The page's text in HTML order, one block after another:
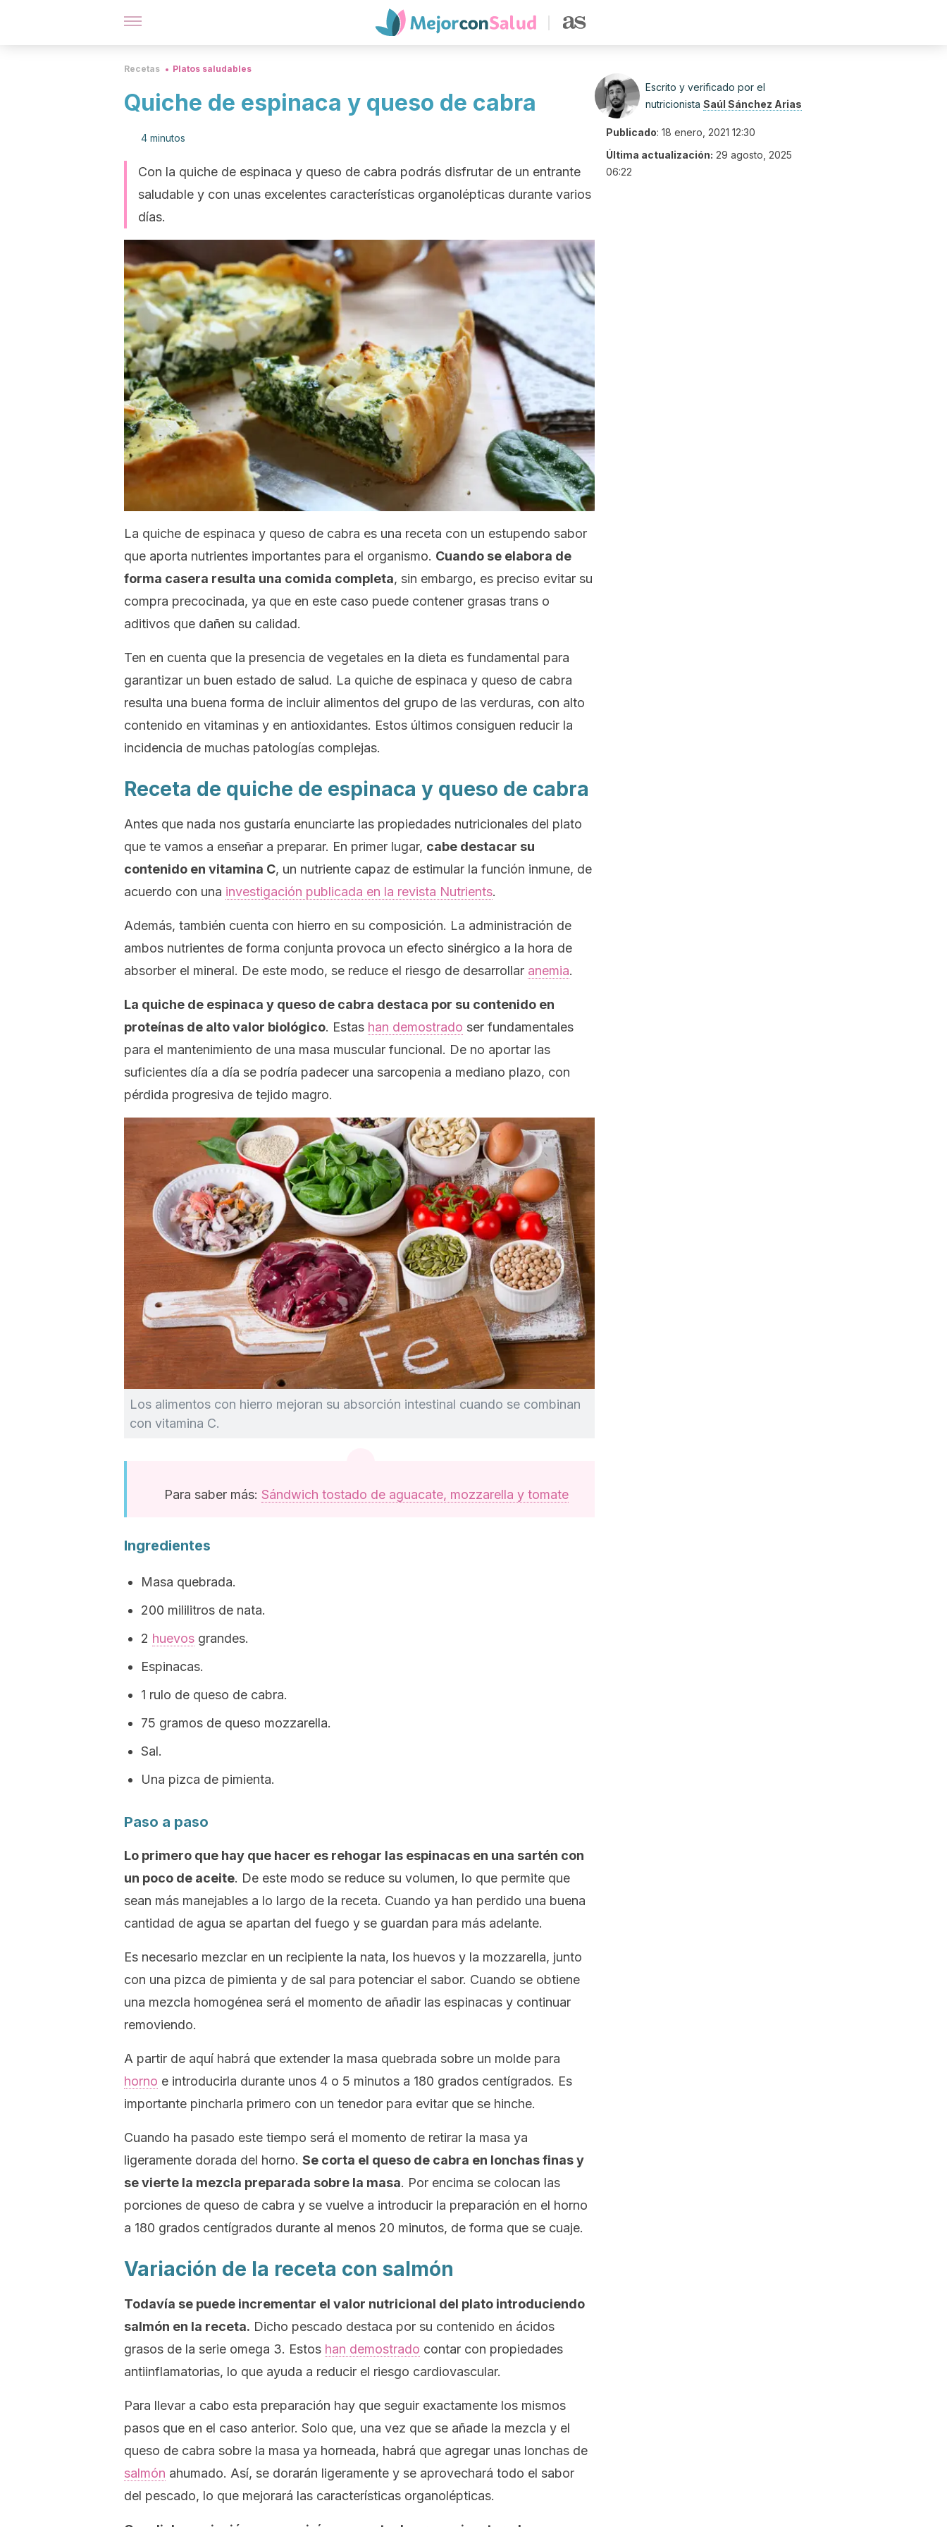
Recetas Platos saludables
Quiche de espinaca y queso de cabra
4 minutos
Con la quiche de espinaca y queso de cabra podrás disfrutar de un entrante
saludable y con unas excelentes características organolépticas durante varios
días.
La quiche de espinaca y queso de cabra es una receta con un estupendo sabor
que aporta nutrientes importantes para el organismo. Cuando se elabora de
forma casera resulta una comida completa, sin embargo, es preciso evitar su
compra precocinada, ya que en este caso puede contener grasas trans o
aditivos que dañen su calidad.
Ten en cuenta que la presencia de vegetales en la dieta es fundamental para
garantizar un buen estado de salud. La quiche de espinaca y queso de cabra
resulta una buena forma de incluir alimentos del grupo de las verduras, con alto
contenido en vitaminas y en antioxidantes. Estos últimos consiguen reducir la
incidencia de muchas patologías complejas.
Receta de quiche de espinaca y queso de cabra
Antes que nada nos gustaría enunciarte las propiedades nutricionales del plato
que te vamos a enseñar a preparar. En primer lugar, cabe destacar su
contenido en vitamina C, un nutriente capaz de estimular la función inmune, de
acuerdo con una investigación publicada en la revista Nutrients.
Además, también cuenta con hierro en su composición. La administración de
ambos nutrientes de forma conjunta provoca un efecto sinérgico a la hora de
absorber el mineral. De este modo, se reduce el riesgo de desarrollar anemia.
La quiche de espinaca y queso de cabra destaca por su contenido en
proteínas de alto valor biológico. Estas han demostrado ser fundamentales
para el mantenimiento de una masa muscular funcional. De no aportar las
suficientes día a día se podría padecer una sarcopenia a mediano plazo, con
pérdida progresiva de tejido magro.
Los alimentos con hierro mejoran su absorción intestinal cuando se combinan
con vitamina C.
Para saber más: Sándwich tostado de aguacate, mozzarella y tomate
Ingredientes
Masa quebrada.
200 mililitros de nata.
2 huevos grandes.
Espinacas.
1 rulo de queso de cabra.
75 gramos de queso mozzarella.
Sal.
Una pizca de pimienta.
Paso a paso
Lo primero que hay que hacer es rehogar las espinacas en una sartén con
un poco de aceite. De este modo se reduce su volumen, lo que permite que
sean más manejables a lo largo de la receta. Cuando ya han perdido una buena
cantidad de agua se apartan del fuego y se guardan para más adelante.
Es necesario mezclar en un recipiente la nata, los huevos y la mozzarella, junto
con una pizca de pimienta y de sal para potenciar el sabor. Cuando se obtiene
una mezcla homogénea será el momento de añadir las espinacas y continuar
removiendo.
A partir de aquí habrá que extender la masa quebrada sobre un molde para
horno e introducirla durante unos 4 o 5 minutos a 180 grados centígrados. Es
importante pincharla primero con un tenedor para evitar que se hinche.
Cuando ha pasado este tiempo será el momento de retirar la masa ya
ligeramente dorada del horno. Se corta el queso de cabra en lonchas finas y
se vierte la mezcla preparada sobre la masa. Por encima se colocan las
porciones de queso de cabra y se vuelve a introducir la preparación en el horno
a 180 grados centígrados durante al menos 20 minutos, de forma que se cuaje.
Variación de la receta con salmón
Todavía se puede incrementar el valor nutricional del plato introduciendo
salmón en la receta. Dicho pescado destaca por su contenido en ácidos
grasos de la serie omega 3. Estos han demostrado contar con propiedades
antiinflamatorias, lo que ayuda a reducir el riesgo cardiovascular.
Para llevar a cabo esta preparación hay que seguir exactamente los mismos
pasos que en el caso anterior. Solo que, una vez que se añade la mezcla y el
queso de cabra sobre la masa ya horneada, habrá que agregar unas lonchas de
salmón ahumado. Así, se dorarán ligeramente y se aprovechará todo el sabor
del pescado, lo que mejorará las características organolépticas.
Escrito y verificado por el
nutricionista Saúl Sánchez Arias
Publicado: 18 enero, 2021 12:30
Última actualización: 29 agosto, 2025
06:22